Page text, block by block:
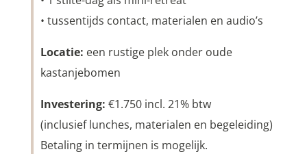
• tussentijds contact, materialen en audio’s
Locatie: een rustige plek onder oude
kastanjebomen
Investering: €1.750 incl. 21% btw
(inclusief lunches, materialen en begeleiding)
Betaling in termijnen is mogelijk.